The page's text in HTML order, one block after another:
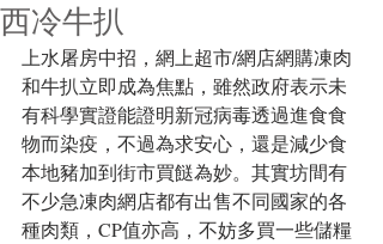
西冷牛扒
上水屠房中招，網上超市/網店網購凍肉
和牛扒立即成為焦點，雖然政府表示未
有科學實證能證明新冠病毒透過進食食
物而染疫，不過為求安心，還是減少食
本地豬加到街市買餸為妙。其實坊間有
不少急凍肉網店都有出售不同國家的各
種肉類，CP值亦高，不妨多買一些儲糧